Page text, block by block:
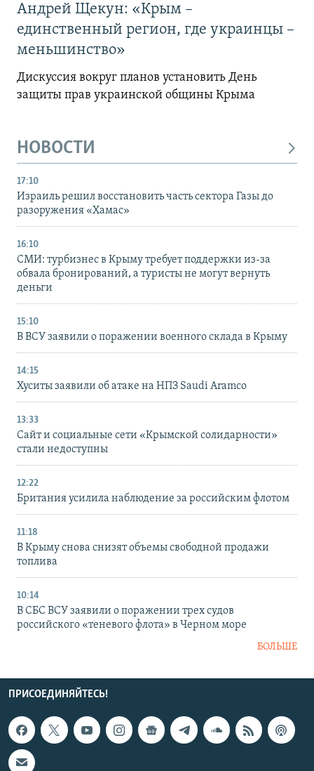
Андрей Щекун: «Крым –
единственный регион, где украинцы –
меньшинство»
Дискуссия вокруг планов установить День
защиты прав украинской общины Крыма
НОВОСТИ
17:10
Израиль решил восстановить часть сектора Газы до
разоружения «Хамас»
16:10
СМИ: турбизнес в Крыму требует поддержки из-за
обвала бронирований, а туристы не могут вернуть
деньги
15:10
В ВСУ заявили о поражении военного склада в Крыму
14:15
Хуситы заявили об атаке на НПЗ Saudi Aramco
13:33
Сайт и социальные сети «Крымской солидарности»
стали недоступны
12:22
Британия усилила наблюдение за российским флотом
11:18
В Крыму снова снизят объемы свободной продажи
топлива
10:14
В СБС ВСУ заявили о поражении трех судов
российского «теневого флота» в Черном море
БОЛЬШЕ
ПРИСОЕДИНЯЙТЕСЬ!